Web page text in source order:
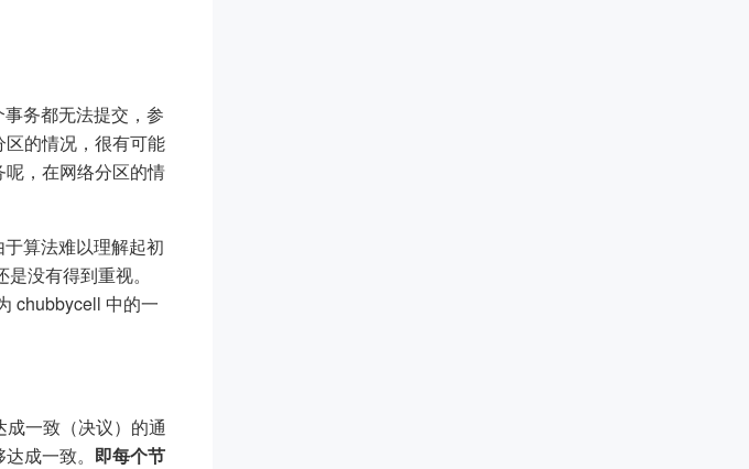
务都无法提交，参
的情况，很有可能
，在网络分区的情
算法难以理解起初
没有得到重视。
chubbycell 中的一
一致（决议）的通
成一致。 即每个节